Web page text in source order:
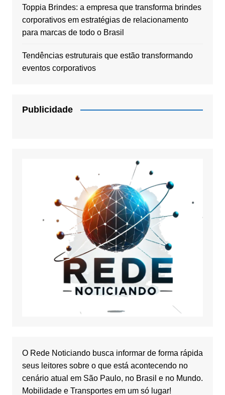
Toppia Brindes: a empresa que transforma brindes
corporativos em estratégias de relacionamento
para marcas de todo o Brasil
Tendências estruturais que estão transformando
eventos corporativos
Publicidade
O Rede Noticiando busca informar de forma rápida
seus leitores sobre o que está acontecendo no
cenário atual em São Paulo, no Brasil e no Mundo.
Mobilidade e Transportes em um só lugar!